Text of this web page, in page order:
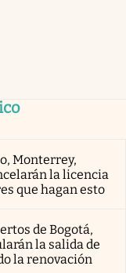
Monterrey,
la licencia
que hagan esto
de Bogotá,
la salida de
la renovación